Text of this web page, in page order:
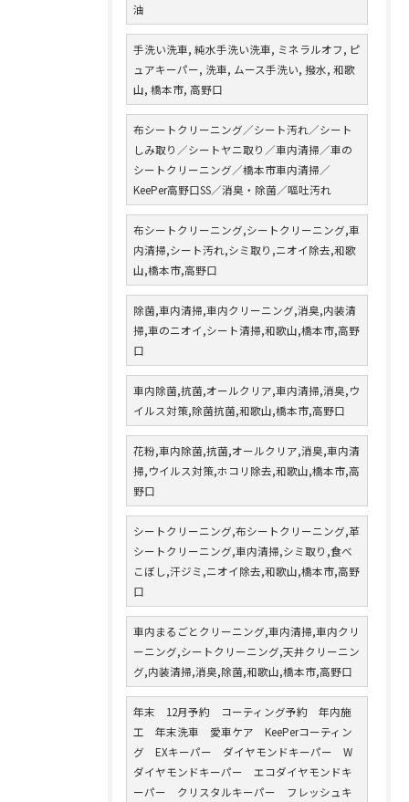
油
手洗い洗車, 純水手洗い洗車, ミネラルオフ, ピ
ュアキーパー, 洗車, ムース手洗い, 撥水, 和歌
山, 橋本市, 高野口
布シートクリーニング／シート汚れ／シート
しみ取り／シートヤニ取り／車内清掃／車の
シートクリーニング／橋本市車内清掃／
KeePer高野口SS／消臭・除菌／嘔吐汚れ
布シートクリーニング,シートクリーニング,車
内清掃,シート汚れ,シミ取り,ニオイ除去,和歌
山,橋本市,高野口
除菌,車内清掃,車内クリーニング,消臭,内装清
掃,車のニオイ,シート清掃,和歌山,橋本市,高野
口
車内除菌,抗菌,オールクリア,車内清掃,消臭,ウ
イルス対策,除菌抗菌,和歌山,橋本市,高野口
花粉,車内除菌,抗菌,オールクリア,消臭,車内清
掃,ウイルス対策,ホコリ除去,和歌山,橋本市,高
野口
シートクリーニング,布シートクリーニング,革
シートクリーニング,車内清掃,シミ取り,食べ
こぼし,汗ジミ,ニオイ除去,和歌山,橋本市,高野
口
車内まるごとクリーニング,車内清掃,車内クリ
ーニング,シートクリーニング,天井クリーニン
グ,内装清掃,消臭,除菌,和歌山,橋本市,高野口
年末 12月予約 コーティング予約 年内施
工 年末洗車 愛車ケア KeePerコーティン
グ EXキーパー ダイヤモンドキーパー W
ダイヤモンドキーパー エコダイヤモンドキ
ーパー クリスタルキーパー フレッシュキ